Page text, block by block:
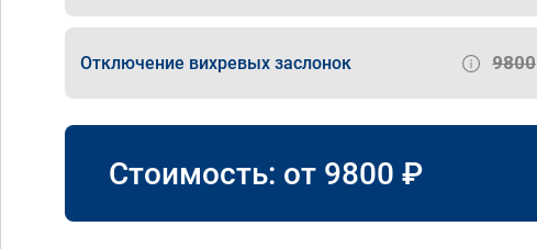
Отключение вихревых заслонок 9800
Стоимость: от 9800 ₽